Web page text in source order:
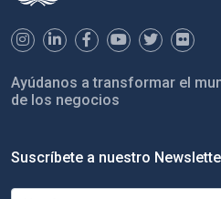
Ayúdanos a transformar el
de los negocios
Suscríbete a nuestro